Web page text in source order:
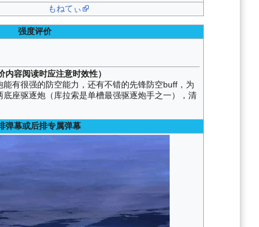
もねてぃ
强度评价
内容阅读时应注意时效性）
有很强的防空能力，还有不错的先锋防空buff，为
座驱逐炮（库拉索是单槽最强驱逐炮手之一），清
弹幕或后排专属弹幕